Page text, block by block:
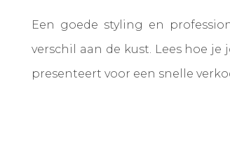
Een goede styling en
verschil aan de kust. Lees hoe
presenteert voor een snelle